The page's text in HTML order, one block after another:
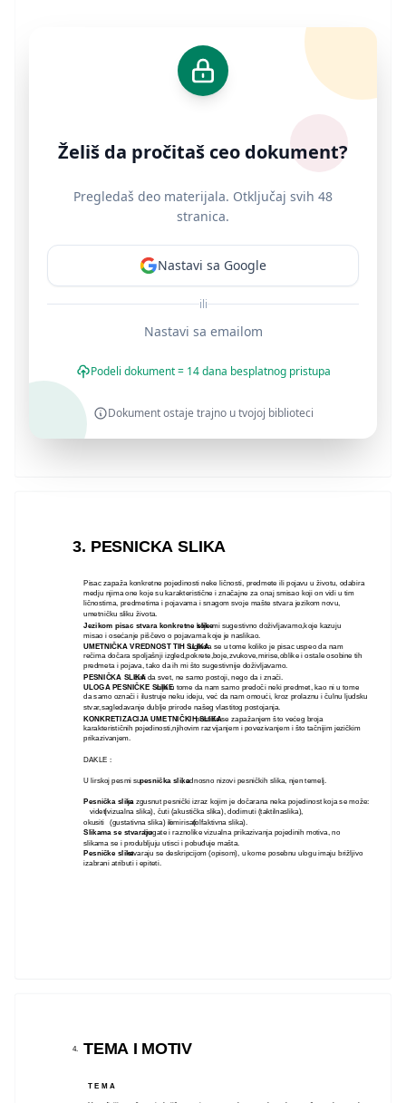
3. PESNICKA SLIKA
Pisac zapaža konkretne pojedinosti neke ličnosti, predmete ili pojavu u životu, odabira
medju njima one koje su karakteristične i značajne za onaj smisao koji on vidi u tim
ličnostima, predmetima i pojavama i snagom svoje mašte stvara jezikom novu,
umetničku sliku života.
Jezikom pisac stvara konkretne slikekoje mi sugestivno doživljavamo,koje kazuju
misao i osećanje piščevo o pojavama koje je naslikao.
UMETNIČKA VREDNOST TIH SLIKAugleda se u tome koliko je pisac uspeo da nam
rečima dočara spoljašnji izgled,pokrete,boje,zvukove,mirise,oblike i ostale osobine tih
predmeta i pojava, tako da ih mi što sugestivnije doživljavamo.
PESNIČKA SLIKAčini da svet, ne samo postoji, nego da i znači.
ULOGA PESNIČKE SLIKEnije u tome da nam samo predoči neki predmet, kao ni u tome
da samo označi i ilustruje neku ideju, već da nam omoući, kroz prolaznu i čulnu ljudsku
stvar,sagledavanje dublje prirode našeg vlastitog postojanja.
KONKRETIZACIJA UMETNIČKIH SLIKApostiže se zapažanjem što većeg broja
karakterističnih pojedinosti,njihovim razvijanjem i povezivanjem i što tačnijim jezičkim
prikazivanjem.
DAKLE :
U lirskoj pesmi supesnička slika, odnosno nizovi pesničkih slika, njen temelj.
Pesnička slikaje zgusnut pesnički izraz kojim je dočarana neka pojedinost koja se može:
videti(vizualna slika), čuti (akustička slika), dodirnuti (taktilnaslika),
okusiti(gustativna slika) iliomirisati(olfaktivna slika).
Slikama se stvarajubogate i raznolike vizualna prikazivanja pojedinih motiva, no
slikama se i produbljuju utisci i pobuđuje mašta.
Pesničke slikestvaraju se deskripcijom (opisom), u kome posebnu ulogu imaju brižljivo
izabrani atributi i epiteti.
4. TEMA I MOTIV
T E M A
Želiš da pročitaš ceo dokument?
Pregledaš deo materijala. Otključaj svih 48
stranica.
Nastavi sa Google
ili
Nastavi sa emailom
Podeli dokument = 14 dana besplatnog pristupa
Dokument ostaje trajno u tvojoj biblioteci